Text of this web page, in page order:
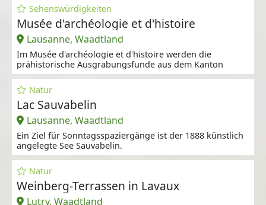
Sehenswürdigkeiten
Musée d'archéologie et d'histoire
Lausanne, Waadtland
Im Musée d'archéologie et d'histoire werden die
prähistorische Ausgrabungsfunde aus dem Kanton
Natur
Lac Sauvabelin
Lausanne, Waadtland
Ein Ziel für Sonntagsspaziergänge ist der 1888 künstlich
angelegte See Sauvabelin.
Natur
Weinberg-Terrassen in Lavaux
Lutry, Waadtland